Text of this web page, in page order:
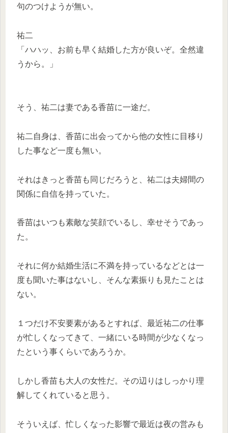
句のつけようが無い。
祐二
「ハハッ、お前も早く結婚した方が良いぞ。全然違
うから。」
そう、祐二は妻である香苗に一途だ。
祐二自身は、香苗に出会ってから他の女性に目移り
した事など一度も無い。
それはきっと香苗も同じだろうと、祐二は夫婦間の
関係に自信を持っていた。
香苗はいつも素敵な笑顔でいるし、幸せそうであっ
た。
それに何か結婚生活に不満を持っているなどとは一
度も聞いた事はないし、そんな素振りも見たことは
ない。
１つだけ不安要素があるとすれば、最近祐二の仕事
が忙しくなってきて、一緒にいる時間が少なくなっ
たという事くらいであろうか。
しかし香苗も大人の女性だ。その辺りはしっかり理
解してくれていると思う。
そういえば、忙しくなった影響で最近は夜の営みも